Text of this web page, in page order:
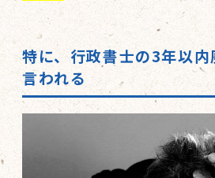
特に、行政書士の3年以
言われる